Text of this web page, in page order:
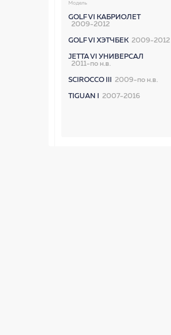
Модель
GOLF VI КАБРИОЛЕТ
2009-2012
GOLF VI ХЭТЧБЕК 2009-2012
JETTA VI УНИВЕРСАЛ
2011-по н.в.
SCIROCCO III 2009-по н.в.
TIGUAN I 2007-2016